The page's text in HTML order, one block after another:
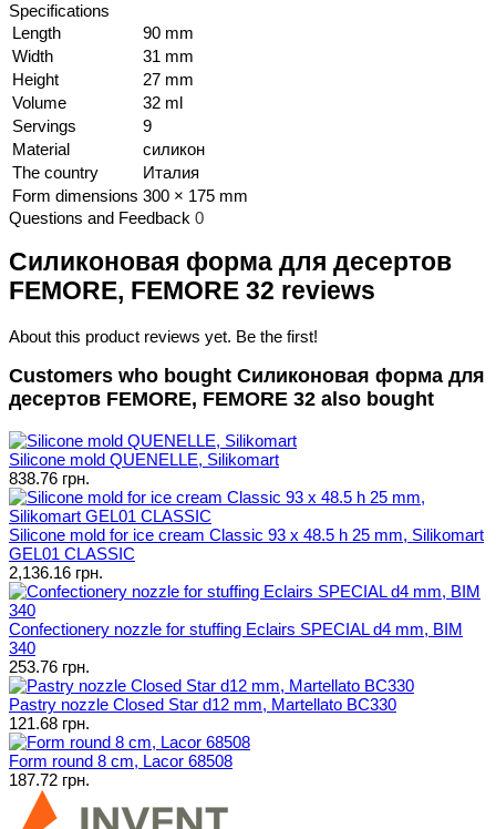
Specifications
Length
90 mm
Width
31 mm
Height
27 mm
Volume
32 ml
Servings
9
Material
силикон
The country
Италия
Form dimensions 300 × 175 mm
Questions and Feedback 0
Силиконовая форма для десертов
FEMORE, FEMORE 32 reviews
About this product reviews yet. Be the first!
Customers who bought Силиконовая форма для
десертов FEMORE, FEMORE 32 also bought
Silicone mold QUENELLE, Silikomart
838.76 грн.
Silicone mold for ice cream Classic 93 x 48.5 h 25 mm, Silikomart
GEL01 CLASSIC
2,136.16 грн.
Confectionery nozzle for stuffing Eclairs SPECIAL d4 mm, BIM
340
253.76 грн.
Pastry nozzle Closed Star d12 mm, Martellato BC330
121.68 грн.
Form round 8 cm, Lacor 68508
187.72 грн.